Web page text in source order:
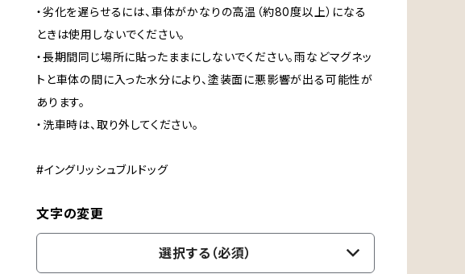
・劣化を遅らせるには、車体がかなりの高温（約80度以上）になる
ときは使用しないでください。
・長期間同じ場所に貼ったままにしないでください。雨などマグネッ
トと車体の間に入った水分により、塗装面に悪影響が出る可能性が
あります。
・洗車時は、取り外してください。
#イングリッシュブルドッグ
文字の変更
選択する（必須）